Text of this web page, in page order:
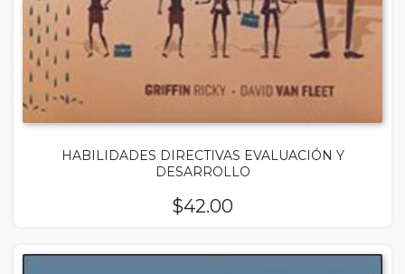
HABILIDADES DIRECTIVAS EVALUACIÓN Y
DESARROLLO
$42.00